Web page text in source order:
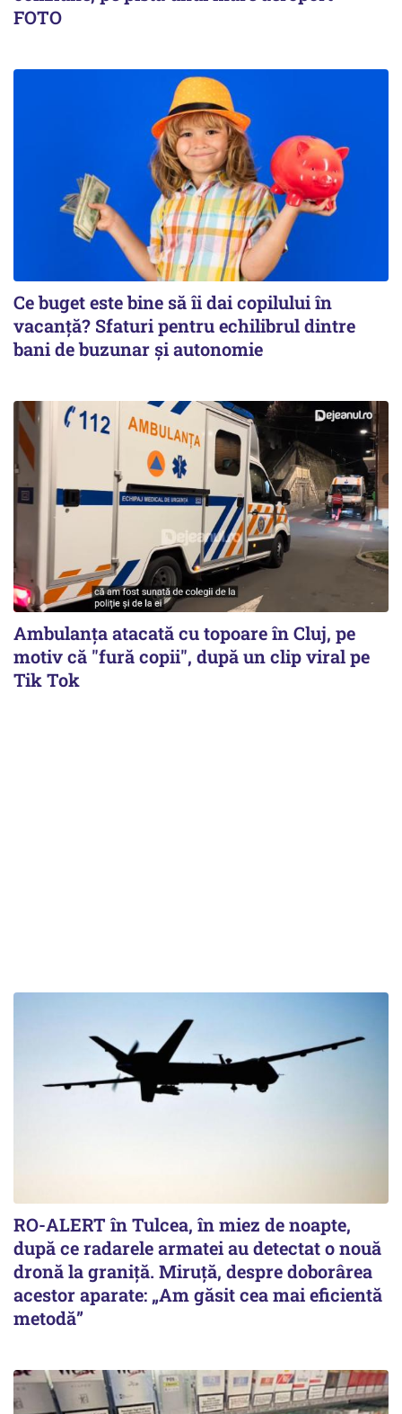
FOTO
Ce buget este bine să îi dai copilului în
vacanță? Sfaturi pentru echilibrul dintre
bani de buzunar și autonomie
Ambulanța atacată cu topoare în Cluj, pe
motiv că "fură copii", după un clip viral pe
Tik Tok
RO-ALERT în Tulcea, în miez de noapte,
după ce radarele armatei au detectat o nouă
dronă la graniță. Miruță, despre doborârea
acestor aparate: „Am găsit cea mai eficientă
metodă”